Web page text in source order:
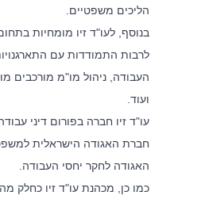
הליכים משפטיים.
בנוסף, לעו"ד זיו מומחיות
לרבות התמודדות עם
העבודה, ניהול מו"מ מורכבים
ועוד.
עו"ד זיו חברה בפורום דיני
חברת האגודה הישראלית
האגודה לחקר יחסי העבודה.
כמו כן, מכהנת עו"ד זיו כחלק